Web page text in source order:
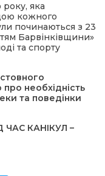
року, яка
кожного
починаються з 23
Барвінківщини»
та спорту
необхідність
та поведінки
КАНІКУЛ –